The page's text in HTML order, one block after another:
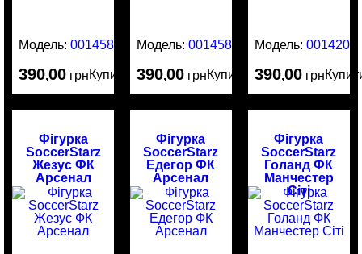
Модель:0014586
390,00 грнКупити
Модель:0014585
390,00 грнКупити
Модель: 0014204
390,00 грн
Фігурка
SoccerStarz
Жезус ФК
Арсенал
Фігурка
SoccerStarz
Едегор ФК
Арсенал
Фігурка
SoccerStarz
Голанд ФК
Манчестер
Сіті